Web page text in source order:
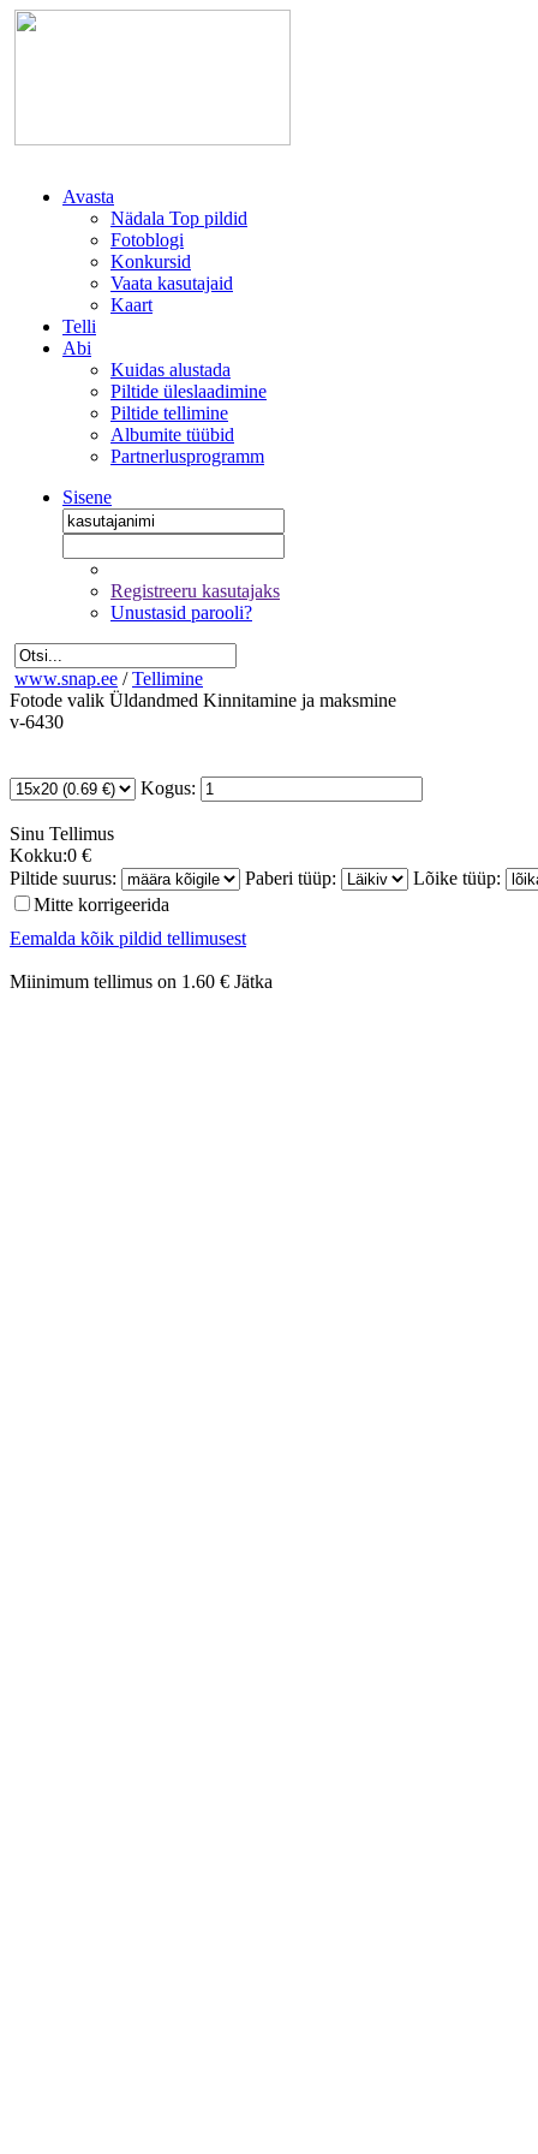
Avasta
Nädala Top pildid
Fotoblogi
Konkursid
Vaata kasutajaid
Kaart
Telli
Abi
Kuidas alustada
Piltide üleslaadimine
Piltide tellimine
Albumite tüübid
Partnerlusprogramm
Sisene
Registreeru kasutajaks
Unustasid parooli?
www.snap.ee / Tellimine
Fotode valik Üldandmed Kinnitamine ja maksmine
v-6430
Kogus:
Sinu Tellimus
Kokku:0 €
Piltide suurus:
Paberi tüüp:
Lõike tüüp:
Mitte korrigeerida
Eemalda kõik pildid tellimusest
Miinimum tellimus on 1.60 € Jätka